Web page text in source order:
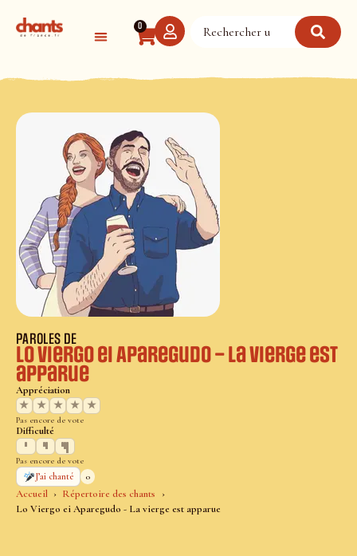
0
Accueil
Répertoire des chants
Lo Viergo ei Aparegudo - La vierge est apparue
PAROLES DE
Lo Viergo ei Aparegudo – La vierge est
apparue
Appréciation
★
★ ★ ★ ★
Pas encore de vote
Difficulté
Pas encore de vote
J’ai chanté
0